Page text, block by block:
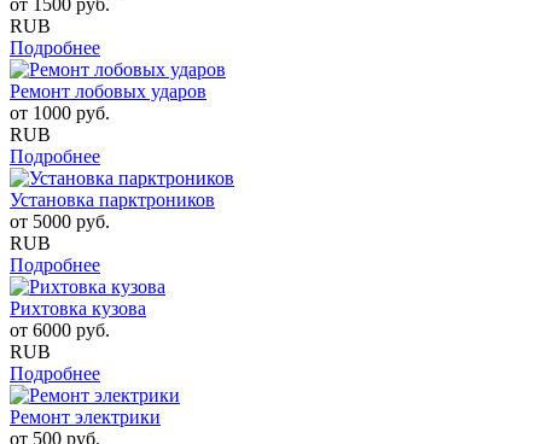
от 1500 руб.
RUB
Подробнее
Ремонт лобовых ударов
от 1000 руб.
RUB
Подробнее
Установка парктроников
от 5000 руб.
RUB
Подробнее
Рихтовка кузова
от 6000 руб.
RUB
Подробнее
Ремонт электрики
от 500 руб.